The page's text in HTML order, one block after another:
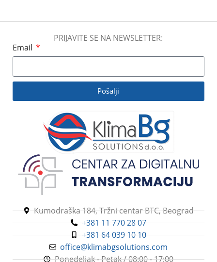
PRIJAVITE SE NA NEWSLETTER:
Email
Pošalji
Kumodraška 184, Tržni centar BTC, Beograd
+381 11 770 28 07
+381 64 039 10 10
office@klimabgsolutions.com
Ponedeljak - Petak / 08:00 - 17:00